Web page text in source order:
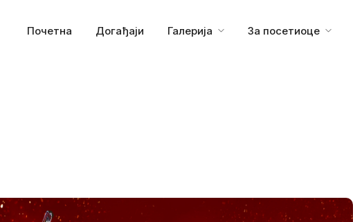
Почетна Догађаји Галерија За посетиоце